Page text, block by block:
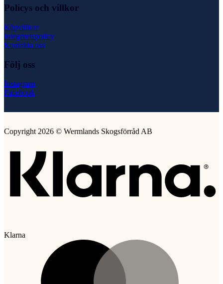
Policys och villkor
Köpvillkor
Integritetspolicy
Kontakta oss
Följ oss
Instagram
Facebook
Copyright 2026 © Wermlands Skogsförråd AB
Klarna